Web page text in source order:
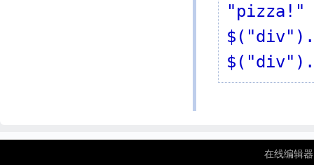
在线编辑器